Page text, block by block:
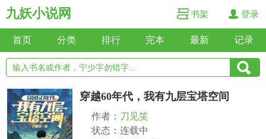
九妖小说网 书架 登录
首页 分类 排行 完本 最新 记录
穿越60年代，我有九层宝塔空间
作者： 刀见笑
状态：连载中